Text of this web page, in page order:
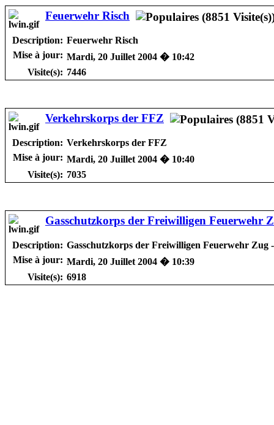
Feuerwehr Risch
Description: Feuerwehr Risch
Mise à jour: Mardi, 20 Juillet 2004 � 10:42
Visite(s): 7446
Verkehrskorps der FFZ
Description: Verkehrskorps der FFZ
Mise à jour: Mardi, 20 Juillet 2004 � 10:40
Visite(s): 7035
Gasschutzkorps der Freiwilligen Feuerwehr
Description: Gasschutzkorps der Freiwilligen Feuerwehr Zug
Mise à jour: Mardi, 20 Juillet 2004 � 10:39
Visite(s): 6918